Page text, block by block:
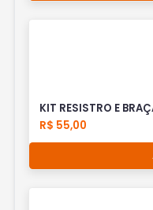
KIT RESISTRO E
R$ 55,00